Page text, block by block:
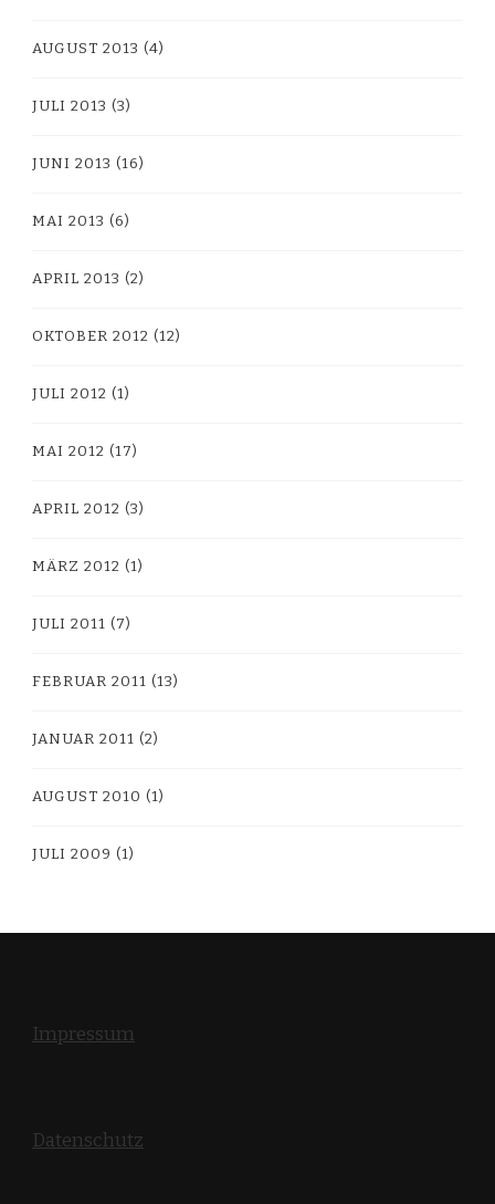
AUGUST 2013 (4)
JULI 2013 (3)
JUNI 2013 (16)
MAI 2013 (6)
APRIL 2013 (2)
OKTOBER 2012 (12)
JULI 2012 (1)
MAI 2012 (17)
APRIL 2012 (3)
MÄRZ 2012 (1)
JULI 2011 (7)
FEBRUAR 2011 (13)
JANUAR 2011 (2)
AUGUST 2010 (1)
JULI 2009 (1)
Impressum
Datenschutz